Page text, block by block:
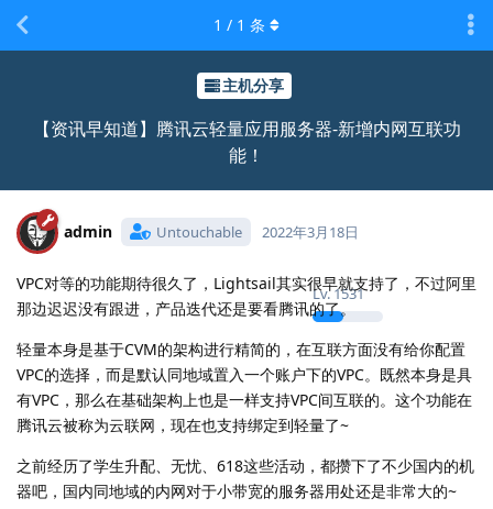
主机分享
【资讯早知道】腾讯云轻量应用服务器-新增内网互联功
能！
1 / 1 条
admin Untouchable
Lv.1531
2022年3月18日
VPC对等的功能期待很久了，Lightsail其实很早就支持了，不过阿里
那边迟迟没有跟进，产品迭代还是要看腾讯的了。
轻量本身是基于CVM的架构进行精简的，在互联方面没有给你配置
VPC的选择，而是默认同地域置入一个账户下的VPC。既然本身是具
有VPC，那么在基础架构上也是一样支持VPC间互联的。这个功能在
腾讯云被称为云联网，现在也支持绑定到轻量了~
之前经历了学生升配、无忧、618这些活动，都攒下了不少国内的机
器吧，国内同地域的内网对于小带宽的服务器用处还是非常大的~